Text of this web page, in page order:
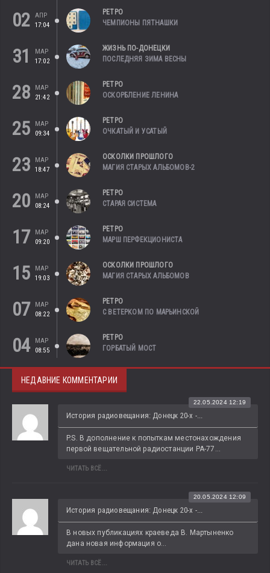
02
АПР
17:04
РЕТРО
ЧЕМПИОНЫ ПЯТНАШКИ
31
МАР
17:02
ЖИЗНЬ ПО-ДОНЕЦКИ
ПОСЛЕДНЯЯ ЗИМА ВЕСНЫ
28
МАР
21:42
РЕТРО
ОСКОРБЛЕНИЕ ЛЕНИНА
25
МАР
09:34
РЕТРО
ОЧКАТЫЙ И УСАТЫЙ
23
МАР
18:47
ОСКОЛКИ ПРОШЛОГО
МАГИЯ СТАРЫХ АЛЬБОМОВ-2
20
МАР
08:24
РЕТРО
СТАРАЯ СИСТЕМА
17
МАР
09:20
РЕТРО
МАРШ ПЕРФЕКЦИОНИСТА
15
МАР
19:03
ОСКОЛКИ ПРОШЛОГО
МАГИЯ СТАРЫХ АЛЬБОМОВ
07
МАР
08:22
РЕТРО
С ВЕТЕРКОМ ПО МАРЬИНСКОЙ
04
МАР
08:55
РЕТРО
ГОРБАТЫЙ МОСТ
НЕДАВНИЕ КОММЕНТАРИИ
История радиовещания: Донецк 20-х -...
22.05.2024 12:19
P.S. В дополнение к попыткам местонахождения
первой вещательной радиостанции РА-77...
ЧИТАТЬ ВСЁ...
История радиовещания: Донецк 20-х -...
20.05.2024 12:09
В новых публикациях краеведа В. Мартыненко
дана новая информация о...
ЧИТАТЬ ВСЁ...